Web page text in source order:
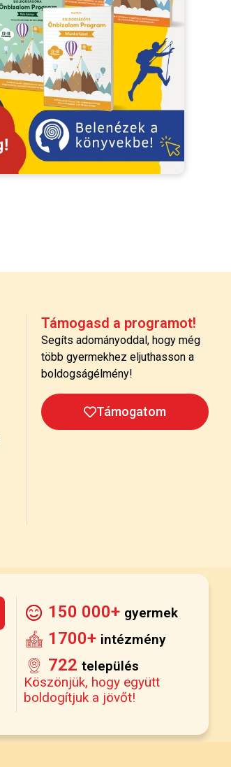
Támogasd a programot!
Segíts adományoddal, hogy még
több gyermekhez eljuthasson a
boldogságélmény!
Támogatom
150 000+ gyermek
1700+ intézmény
722 település
Köszönjük, hogy együtt
boldogítjuk a jövőt!